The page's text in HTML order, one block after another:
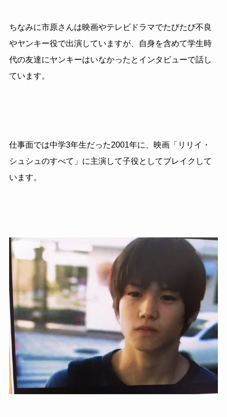
ちなみに市原さんは映画やテレビドラマでたびたび不良
やヤンキー役で出演していますが、自身を含めて学生時
代の友達にヤンキーはいなかったとインタビューで話し
ています。
仕事面では中学3年生だった2001年に、映画「リリイ・
シュシュのすべて」に主演して子役としてブレイクして
います。